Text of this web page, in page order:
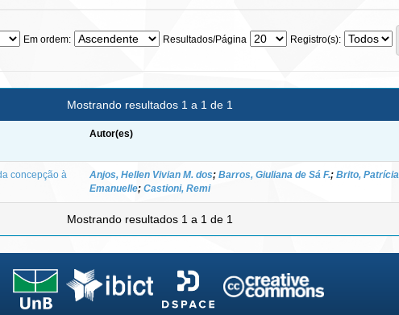
Em ordem: Resultados/Página Registro(s):
Mostrando resultados 1 a 1 de 1
Autor(es)
concepção à
Anjos, Hellen Vivian M. dos; Barros, Giuliana de Sá F.; Brito, Patrícia
Emanuelle; Castioni, Remi
Mostrando resultados 1 a 1 de 1